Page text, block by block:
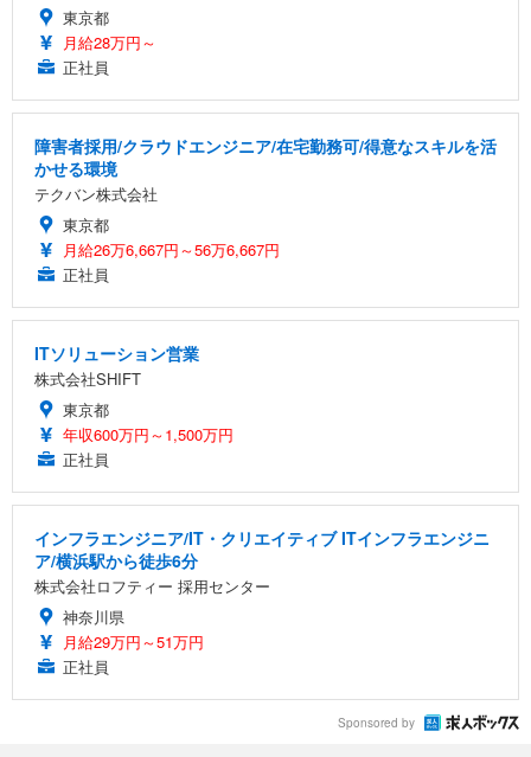
東京都
月給28万円～
正社員
障害者採用/クラウドエンジニア/在宅勤務可/得意なスキルを活
かせる環境
テクバン株式会社
東京都
月給26万6,667円～56万6,667円
正社員
ITソリューション営業
株式会社SHIFT
東京都
年収600万円～1,500万円
正社員
インフラエンジニア/IT・クリエイティブ ITインフラエンジニ
ア/横浜駅から徒歩6分
株式会社ロフティー 採用センター
神奈川県
月給29万円～51万円
正社員
Sponsored by